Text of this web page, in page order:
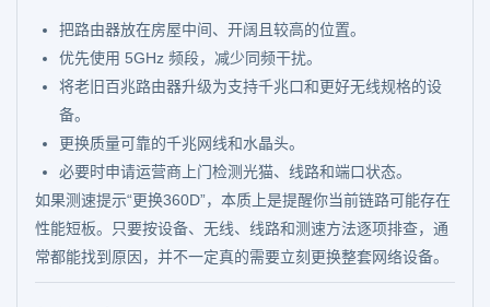
把路由器放在房屋中间、开阔且较高的位置。
优先使用 5GHz 频段，减少同频干扰。
将老旧百兆路由器升级为支持千兆口和更好无线规格的设
备。
更换质量可靠的千兆网线和水晶头。
必要时申请运营商上门检测光猫、线路和端口状态。
如果测速提示“更换360D”，本质上是提醒你当前链路可能存在
性能短板。只要按设备、无线、线路和测速方法逐项排查，通
常都能找到原因，并不一定真的需要立刻更换整套网络设备。